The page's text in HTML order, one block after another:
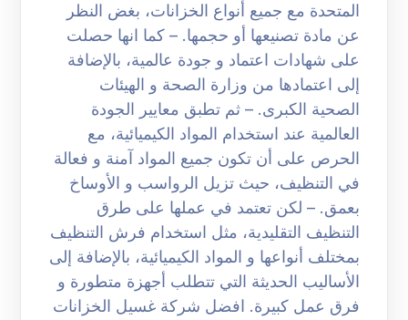
المتحدة مع جميع أنواع الخزانات، بغض النظر
عن مادة تصنيعها أو حجمها. – كما انها حصلت
على شهادات اعتماد و جودة عالمية، بالإضافة
إلى اعتمادها من وزارة الصحة و الهيئات
الصحية الكبرى. – ثم تطبق معايير الجودة
العالمية عند استخدام المواد الكيميائية، مع
الحرص على أن تكون جميع المواد آمنة و فعالة
في التنظيف، حيث تزيل الرواسب و الأوساخ
بعمق. – لكن تعتمد في عملها على طرق
التنظيف التقليدية، مثل استخدام فرش التنظيف
بمختلف أنواعها و المواد الكيميائية، بالإضافة إلى
الأساليب الحديثة التي تتطلب أجهزة متطورة و
فرق عمل كبيرة. افضل شركة غسيل الخزانات